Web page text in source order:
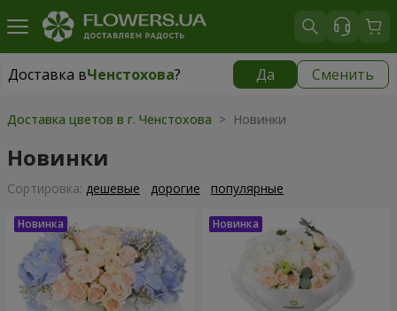
Доставка вЧенстохова? Да Сменить
Доставка вЧенстохова|
Доставка цветов в г. Ченстохова > Новинки
Новинки
Cортировка: дешевые дорогие популярные